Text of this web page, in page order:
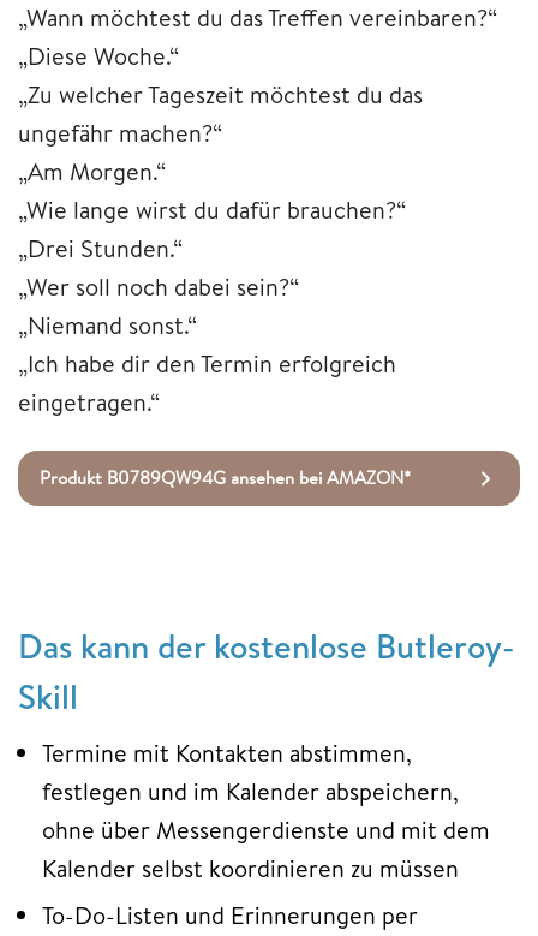
„Wann möchtest du das Treffen vereinbaren?“
„Diese Woche.“
„Zu welcher Tageszeit möchtest du das
ungefähr machen?“
„Am Morgen.“
„Wie lange wirst du dafür brauchen?“
„Drei Stunden.“
„Wer soll noch dabei sein?“
„Niemand sonst.“
„Ich habe dir den Termin erfolgreich
eingetragen.“
Produkt B0789QW94G ansehen bei AMAZON*
Das kann der kostenlose Butleroy-
Skill
Termine mit Kontakten abstimmen,
festlegen und im Kalender abspeichern,
ohne über Messengerdienste und mit dem
Kalender selbst koordinieren zu müssen
To-Do-Listen und Erinnerungen per